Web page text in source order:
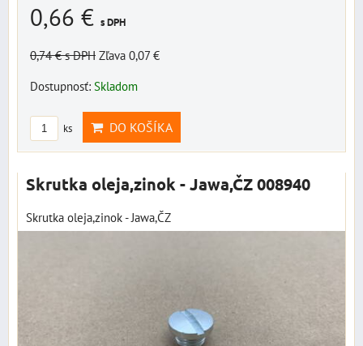
0,66 € s DPH
0,74 €s DPH Zľava 0,07 €
Dostupnosť: Skladom
ks DO KOŠÍKA
Skrutka oleja,zinok - Jawa,ČZ 008940
Skrutka oleja,zinok - Jawa,ČZ